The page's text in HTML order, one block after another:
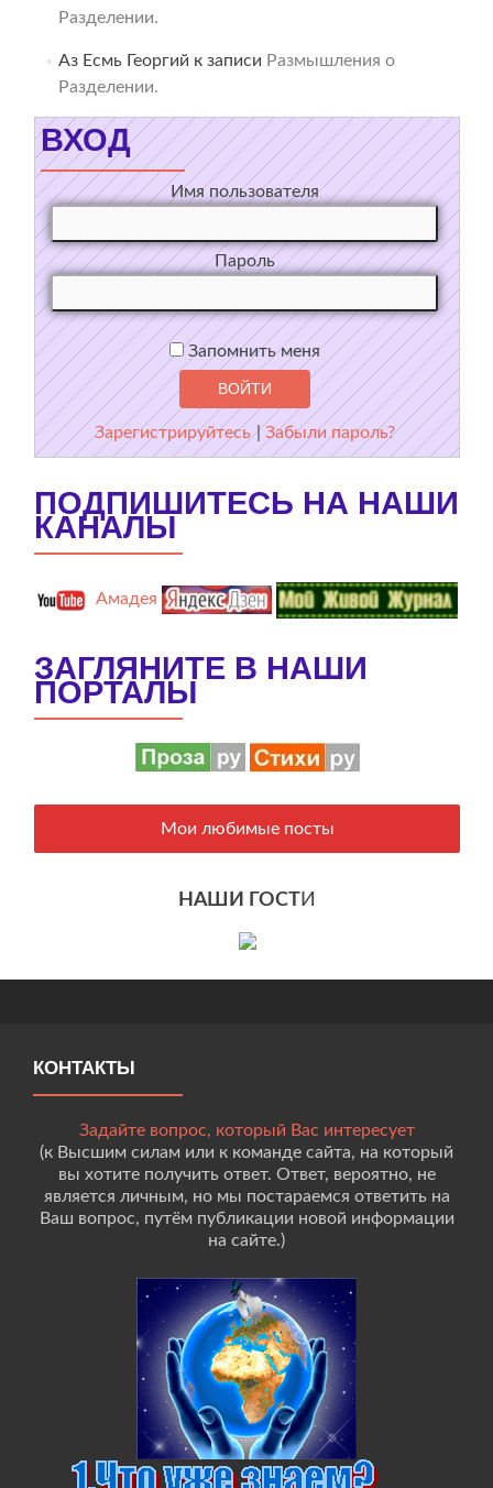
Разделении.
Аз Есмь Георгий к записи Размышления о
Разделении.
ВХОД
Имя пользователя
Пароль
Запомнить меня
Зарегистрируйтесь |Забыли пароль?
ПОДПИШИТЕСЬ НА НАШИ
КАНАЛЫ
Амадея
ЗАГЛЯНИТЕ В НАШИ
ПОРТАЛЫ
Мои любимые посты
НАШИ ГОСТИ
КОНТАКТЫ
Задайте вопрос, который Вас интересует
(к Высшим силам или к команде сайта, на который
вы хотите получить ответ. Ответ, вероятно, не
является личным, но мы постараемся ответить на
Ваш вопрос, путём публикации новой информации
на сайте.)